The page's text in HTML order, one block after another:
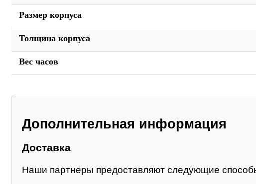
Размер корпуса
Толщина корпуса
Вес часов
Дополнительная информация
Доставка
Наши партнеры предоставляют следующие